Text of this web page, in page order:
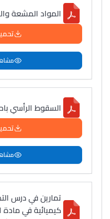
المواد المشعة
السقوط الرأسي
تمارين في درس
كيميائية في مادة